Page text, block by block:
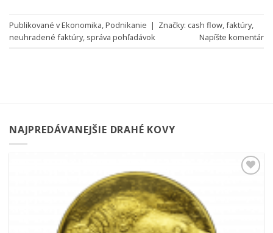
Publikované vEkonomika,Podnikanie | Značky: cash flow,faktúry,
neuhradené faktúry, správa pohľadávok Napíšte komentár
NAJPREDÁVANEJŠIE DRAHÉ KOVY